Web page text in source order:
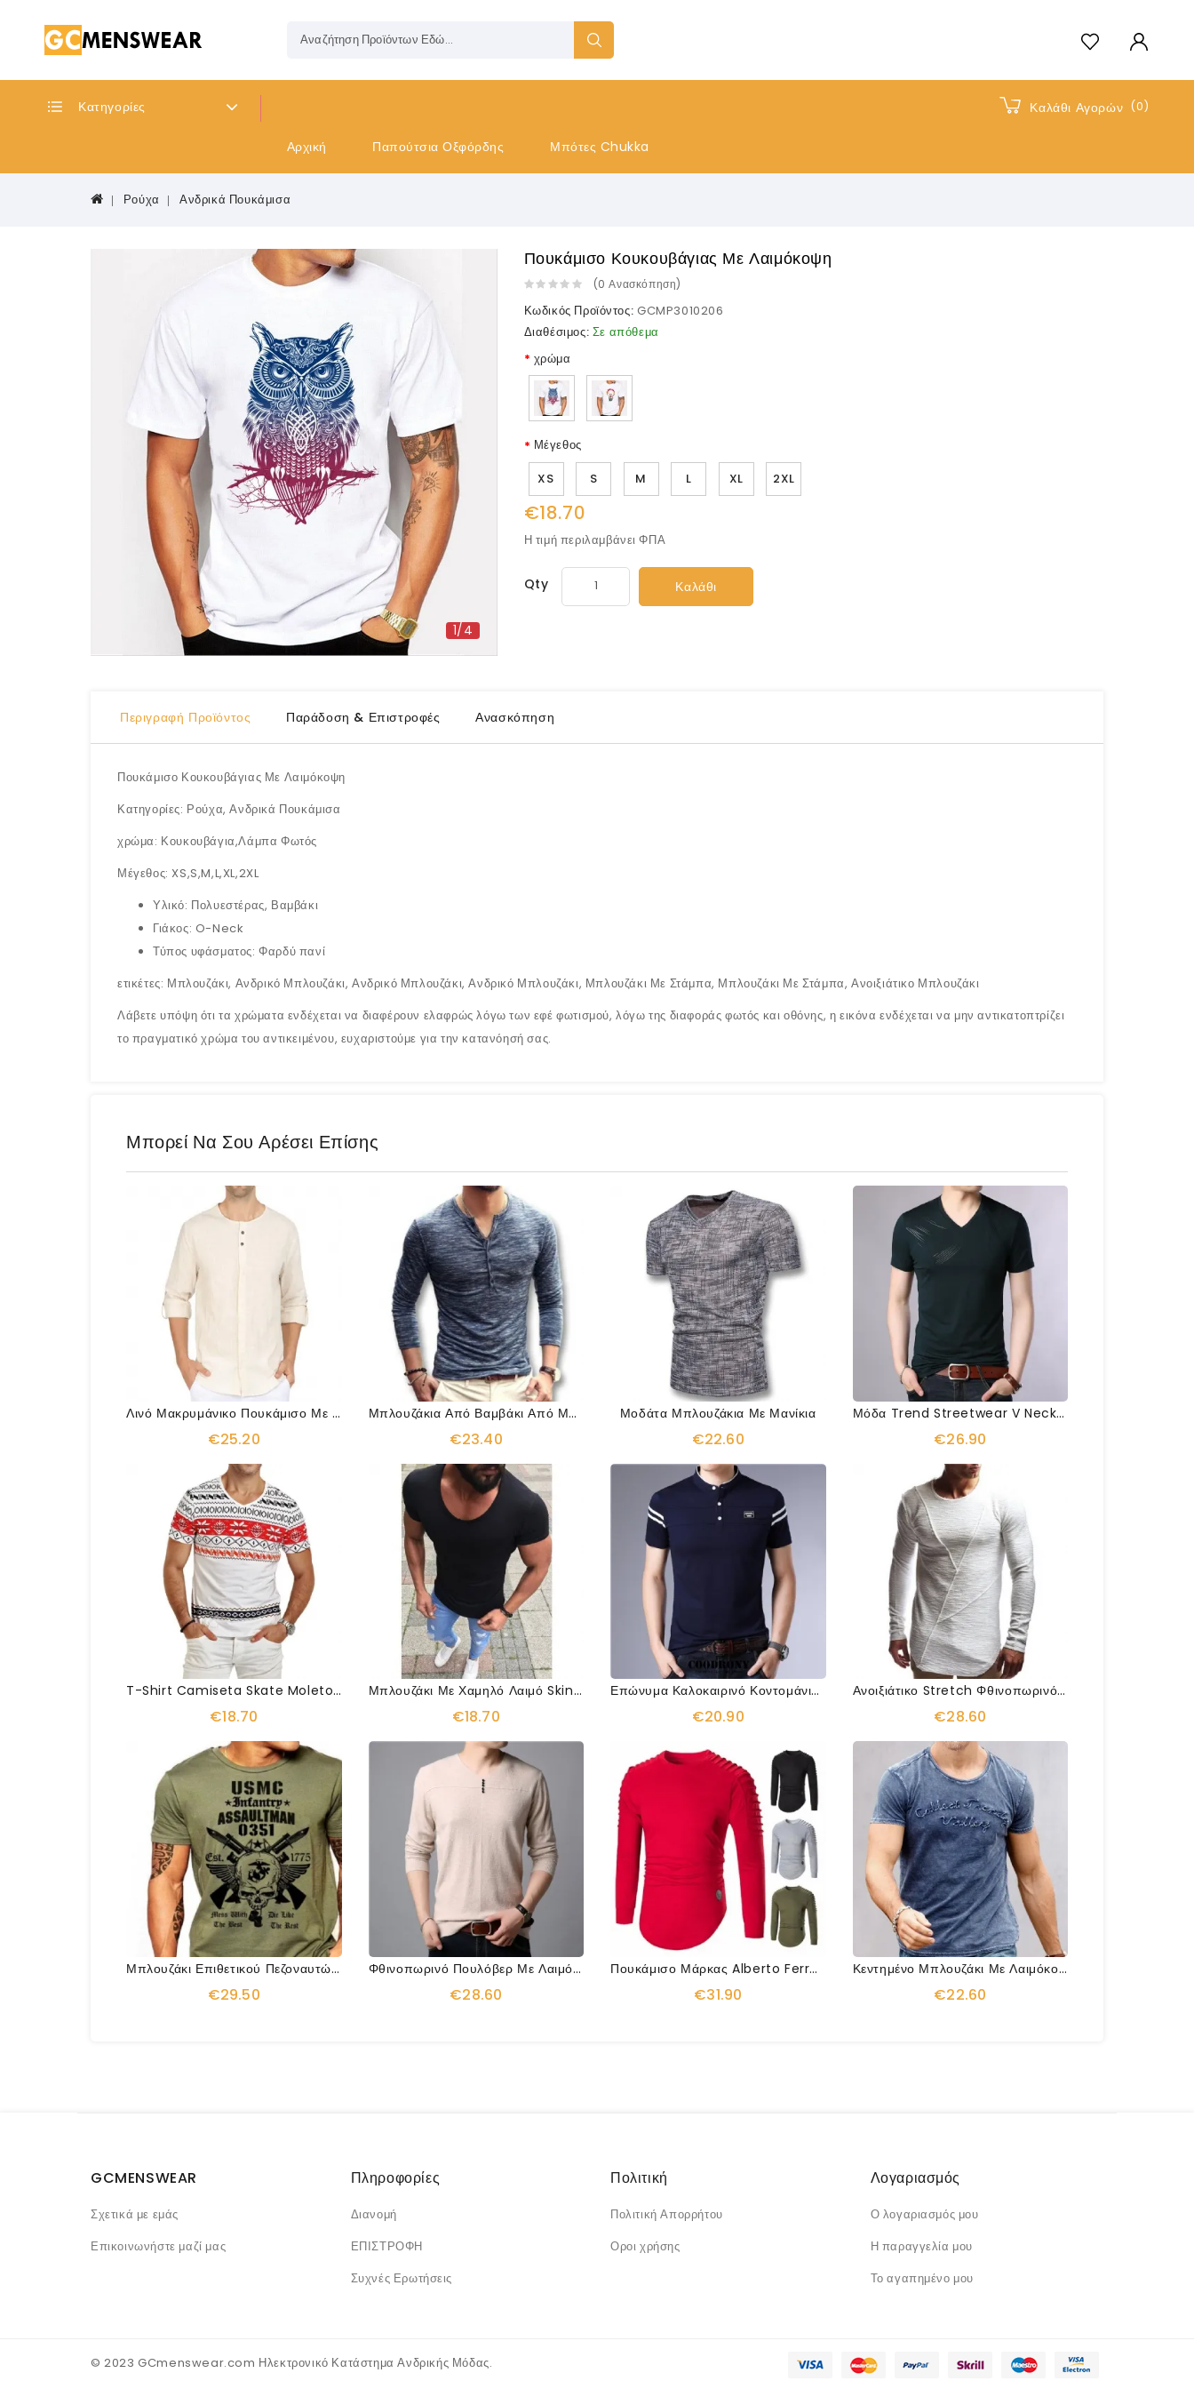
Καλάθι Αγορών (0)
Κατηγορίες
Αρχική Παπούτσια Οξφόρδης Μπότες Chukka
Ρούχα Ανδρικά Πουκάμισα
1/4
Πουκάμισο Κουκουβάγιας Με Λαιμόκοψη
(0 Ανασκόπηση)
Κωδικός Προϊόντος: GCMP3010206
Διαθέσιμος: Σε απόθεμα
χρώμα
Μέγεθος
XS
S M L XL 2XL
€18.70
Η τιμή περιλαμβάνει ΦΠΑ
Qty Καλάθι
Περιγραφή Προϊόντος Παράδοση & Επιστροφές Ανασκόπηση
Πουκάμισο Κουκουβάγιας Με Λαιμόκοψη
Κατηγορίες: Ρούχα, Ανδρικά Πουκάμισα
χρώμα: Κουκουβάγια,Λάμπα Φωτός
Μέγεθος: XS,S,M,L,XL,2XL
Υλικό: Πολυεστέρας, Βαμβάκι
Γιάκος: O-Neck
Τύπος υφάσματος: Φαρδύ πανί
ετικέτες: Μπλουζάκι, Ανδρικό Μπλουζάκι, Ανδρικό Μπλουζάκι, Ανδρικό Μπλουζάκι, Μπλουζάκι Με Στάμπα, Μπλουζάκι Με Στάμπα, Ανοιξιάτικο Μπλουζάκι
Λάβετε υπόψη ότι τα χρώματα ενδέχεται να διαφέρουν ελαφρώς λόγω των εφέ φωτισμού, λόγω της διαφοράς φωτός και οθόνης, η εικόνα ενδέχεται να μην αντικατοπτρίζει
το πραγματικό χρώμα του αντικειμένου, ευχαριστούμε για την κατανόησή σας.
Μπορεί Να Σου Αρέσει Επίσης
Λινό Μακρυμάνικο Πουκάμισο Με Κουμπί
€25.20
Μπλουζάκια Από Βαμβάκι Από Μπαμπού
€23.40
Μοδάτα Μπλουζάκια Με Μανίκια
€22.60
Μόδα Trend Streetwear V Neck Tshirt
€26.90
T-Shirt Camiseta Skate Moleton
€18.70
Μπλουζάκι Με Χαμηλό Λαιμό Skinny Fitness
€18.70
Επώνυμα Καλοκαιρινό Κοντομάνικο Βαμβακερό Μπλουζάκι
€20.90
Ανοιξιάτικο Stretch Φθινοπωρινό Πουκάμισο
€28.60
Μπλουζάκι Επιθετικού Πεζοναυτών Των Ηπα
€29.50
Φθινοπωρινό Πουλόβερ Με Λαιμόκοψη Με Κουμπιά
€28.60
Πουκάμισο Μάρκας Alberto Ferro Design
€31.90
Κεντημένο Μπλουζάκι Με Λαιμόκοψη Μάρκας
€22.60
GCMENSWEAR
Σχετικά με εμάς
Επικοινωνήστε μαζί μας
Πληροφορίες
Διανομή
ΕΠΙΣΤΡΟΦΗ
Συχνές Ερωτήσεις
Πολιτική
Πολιτική Απορρήτου
Οροι χρήσης
Λογαριασμός
Ο λογαριασμός μου
Η παραγγελία μου
Το αγαπημένο μου
© 2023 GCmenswear.com Ηλεκτρονικό Κατάστημα Ανδρικής Μόδας.